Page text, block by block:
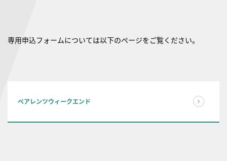
専用申込フォームについては以下のページをご覧ください。
ペアレンツウィークエンド